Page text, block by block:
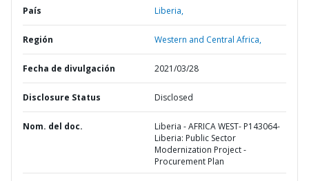
País Liberia,
Región Western and Central Africa,
Fecha de divulgación 2021/03/28
Disclosure Status Disclosed
Nom. del doc.
Liberia - AFRICA WEST- P143064-
Liberia: Public Sector
Modernization Project -
Procurement Plan